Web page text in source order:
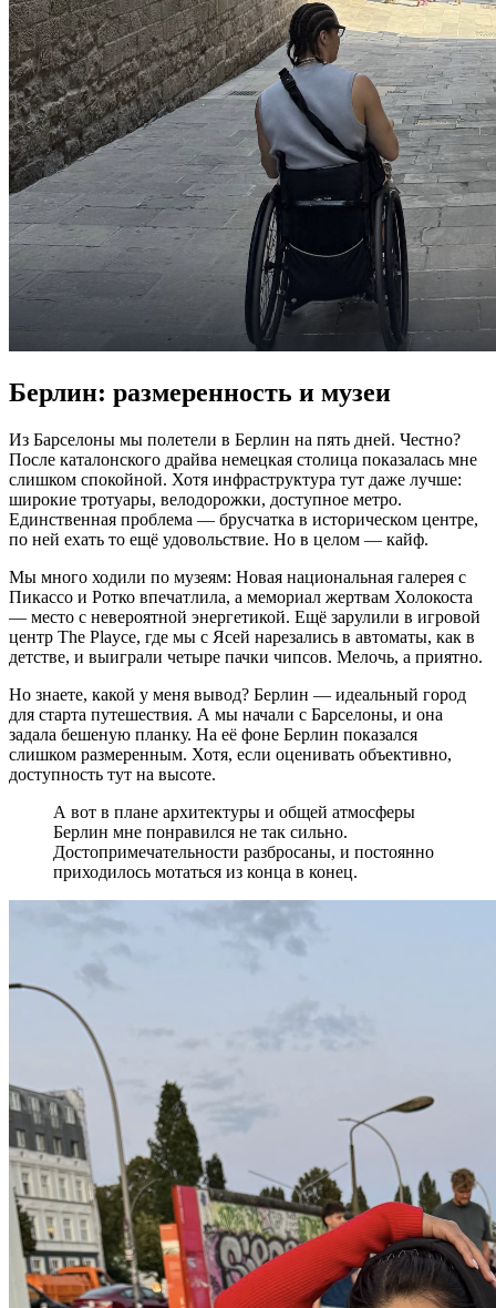
Берлин: размеренность и музеи
Из Барселоны мы полетели в Берлин на пять дней. Честно?
После каталонского драйва немецкая столица показалась мне
слишком спокойной. Хотя инфраструктура тут даже лучше:
широкие тротуары, велодорожки, доступное метро.
Единственная проблема — брусчатка в историческом центре,
по ней ехать то ещё удовольствие. Но в целом — кайф.
Мы много ходили по музеям: Новая национальная галерея с
Пикассо и Ротко впечатлила, а мемориал жертвам Холокоста
— место с невероятной энергетикой. Ещё зарулили в игровой
центр The Playce, где мы с Ясей нарезались в автоматы, как в
детстве, и выиграли четыре пачки чипсов. Мелочь, а приятно.
Но знаете, какой у меня вывод? Берлин — идеальный город
для старта путешествия. А мы начали с Барселоны, и она
задала бешеную планку. На её фоне Берлин показался
слишком размеренным. Хотя, если оценивать объективно,
доступность тут на высоте.
А вот в плане архитектуры и общей атмосферы
Берлин мне понравился не так сильно.
Достопримечательности разбросаны, и постоянно
приходилось мотаться из конца в конец.